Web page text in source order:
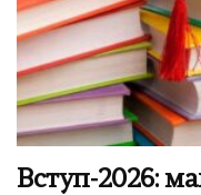
Вступ-2026: